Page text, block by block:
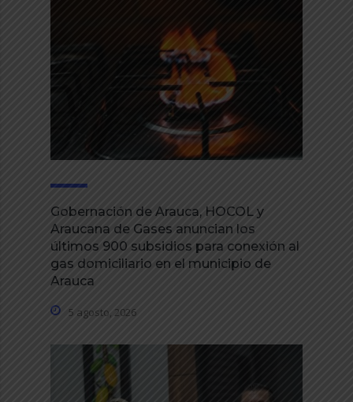
Gobernación de Arauca, HOCOL y
Araucana de Gases anuncian los
últimos 900 subsidios para conexión al
gas domiciliario en el municipio de
Arauca
5 agosto, 2026